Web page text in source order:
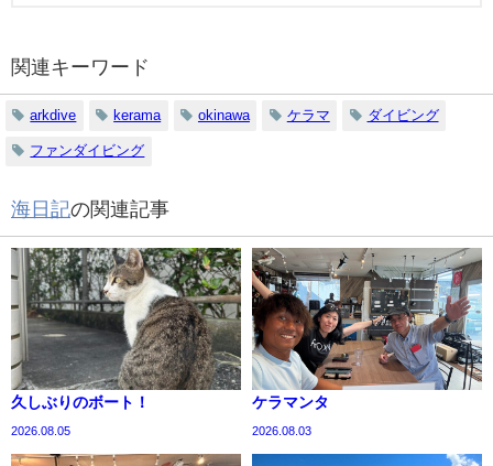
関連キーワード
arkdive kerama okinawa ケラマ ダイビング
ファンダイビング
海日記の関連記事
久しぶりのボート！
2026.08.05
ケラマンタ
2026.08.03